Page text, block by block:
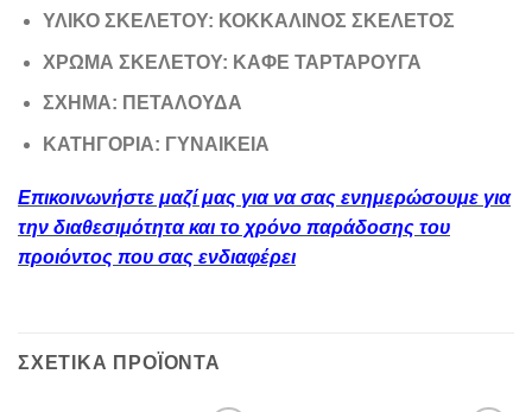
ΥΛΙΚΟ ΣΚΕΛΕΤΟΥ: ΚΟΚΚΑΛΙΝΟΣ ΣΚΕΛΕΤΟΣ
ΧΡΩΜΑ ΣΚΕΛΕΤΟΥ: ΚΑΦΕ ΤΑΡΤΑΡΟΥΓΑ
ΣΧΗΜΑ: ΠΕΤΑΛΟΥΔΑ
ΚΑΤΗΓΟΡΙΑ: ΓΥΝΑΙΚΕΙΑ
Επικοινωνήστε μαζί μας για να σας ενημερώσουμε για
την διαθεσιμότητα και το χρόνο παράδοσης του
προιόντος που σας ενδιαφέρει
ΣΧΕΤΙΚΆ ΠΡΟΪΌΝΤΑ